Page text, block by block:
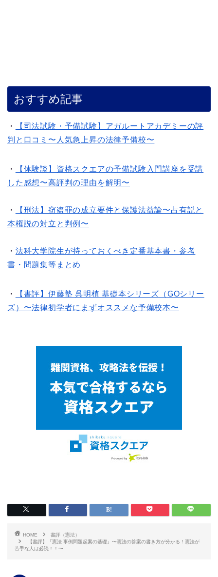
おすすめ記事
・
【司法試験・予備試験】アガルートアカデミーの評
判と口コミ〜人気急上昇の法律予備校〜
・
【体験談】資格スクエアの予備試験入門講座を受講
した感想〜高評判の理由を解明〜
・
【刑法】窃盗罪の成立要件と保護法益論〜占有説と
本権説の対立と判例〜
・ 法科大学院生が持っておくべき定番基本書・参考
書・問題集等まとめ
・
【書評】伊藤塾 呉明植 基礎本シリーズ（GOシリー
ズ）〜法律初学者にまずオススメな予備校本〜
HOME
書評（憲法）
【書評】『憲法 事例問題起案の基礎』〜憲法の答案の書き方が分かる！憲法が
苦手な人は必読！！〜